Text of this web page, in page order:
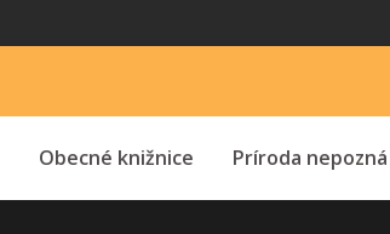
Obecné knižnice Príroda